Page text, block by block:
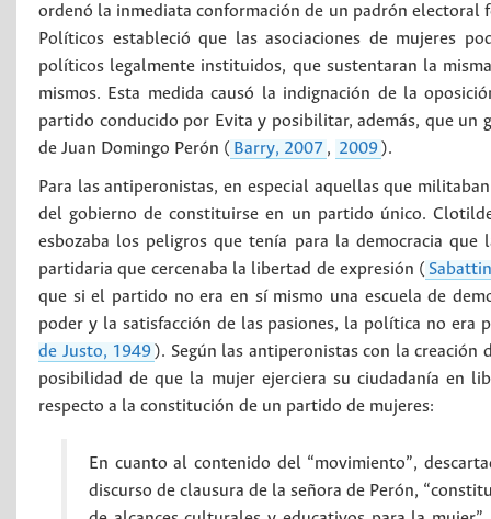
ordenó la inmediata conformación de un padrón electoral
Políticos estableció que las asociaciones de mujeres
políticos legalmente instituidos, que sustentaran la
mismos. Esta medida causó la indignación de la
partido conducido por Evita y posibilitar, además, que un
de Juan Domingo Perón ( Barry, 2007 , 2009 ).
Para las antiperonistas, en especial aquellas que
del gobierno de constituirse en un partido único.
esbozaba los peligros que tenía para la democracia
partidaria que cercenaba la libertad de expresión (
que si el partido no era en sí mismo una escuela de
poder y la satisfacción de las pasiones, la política no era
de Justo, 1949 ). Según las antiperonistas con la
posibilidad de que la mujer ejerciera su ciudadanía en
respecto a la constitución de un partido de mujeres:
En cuanto al contenido del “movimiento”,
discurso de clausura de la señora de Perón,